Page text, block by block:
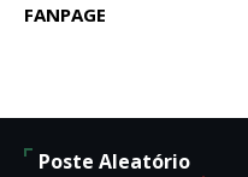
FANPAGE
Poste Aleatório